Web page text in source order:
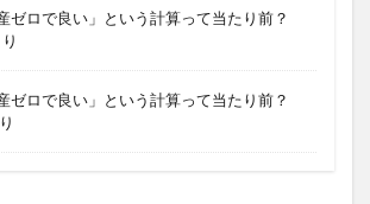
ゼロで良い」という計算って当たり前？
ゼロで良い」という計算って当たり前？